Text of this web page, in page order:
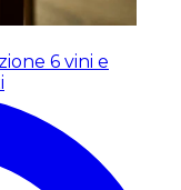
6 vini e